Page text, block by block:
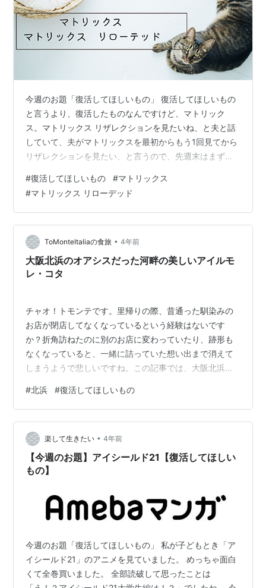
今週のお題「復活してほしいもの」 復活してほしいもの
と言うより、復活したものなんですけど、マトリック
ス。マトリックス リザレクションを見たいね、と夫と話
していて、夫がマトリックスを最初からもう1回見てから
リザレクションを見たい、と言うので、先週末はまず、
で見ました。 マトリックスが公開された時、私はまだ学
生で、ITのことも全然知らない文系学生だったので、話
の展開がよくわからなかったんですけど、今ITを生業に
している状況で見るといろーんな気づきが、本当にいろ
んな気づきがありました。 一番最初の黒画面に緑の文字
が流れるとこ、カタカナあったよ！と…
#復活してほしいもの #マトリックス
#マトリックス リローデッド
ToMonteItaliaの食旅 • 4年前
大阪北浜のオアシスだった河畔の美しいアイルモ
レ・コタ
チャオ！トモンテです。里帰りの際、昔通った馴染みの
お店が閉店してなくなっているという経験はないです
か？折角訪ねたのに別のお店に変わっていたり、跡形も
なくなっていると、一緒に詰っていた想い出まで消えて
しまうようで悲しいですね。この記事では、大阪北浜に
の想い出を綴ります。 アイルモレ・コタ レストランの想
い出 最後に アイルモレ・コタ アイルモレ・コタ（Air
Molek' Kota）とは、インドネシア語で「水辺の美しい街/
場所」という意で、ビジネス街の北浜駅から近い土佐堀
川河畔にたたずむ、グレーのコンクリート張りのスタイ
リッシュな８階建てビルの１…
#北浜 #復活してほしいもの
楽して生きたい • 4年前
【今週のお題】アイシールド21【復活してほしい
もの】
今週のお題「復活してほしいもの」 私が子どもとき「ア
イシールド21」のアニメを見ていました。 めっちゃ面白
くて全巻買いました。 全部読破して思ったことは